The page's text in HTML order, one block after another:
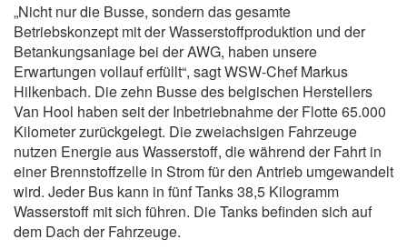
„Nicht nur die Busse, sondern das gesamte
Betriebskonzept mit der Wasserstoffproduktion und der
Betankungsanlage bei der AWG, haben unsere
Erwartungen vollauf erfüllt“, sagt WSW-Chef Markus
Hilkenbach. Die zehn Busse des belgischen Herstellers
Van Hool haben seit der Inbetriebnahme der Flotte 65.000
Kilometer zurückgelegt. Die zweiachsigen Fahrzeuge
nutzen Energie aus Wasserstoff, die während der Fahrt in
einer Brennstoffzelle in Strom für den Antrieb umgewandelt
wird. Jeder Bus kann in fünf Tanks 38,5 Kilogramm
Wasserstoff mit sich führen. Die Tanks befinden sich auf
dem Dach der Fahrzeuge.